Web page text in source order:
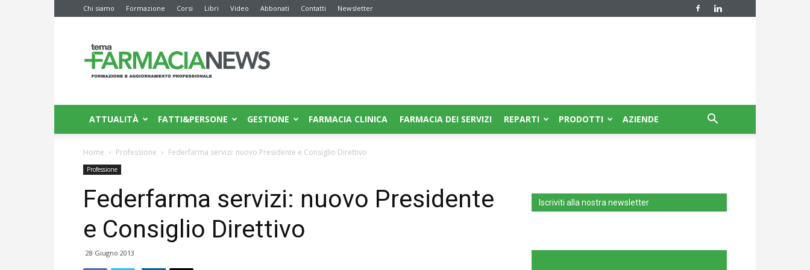
Chi siamo Formazione Corsi Libri Video Abbonati Contatti Newsletter
News
ATTUALITÀ FATTI&PERSONE GESTIONE FARMACIA CLINICA FARMACIA DEI SERVIZI REPARTI PRODOTTI AZIENDE
Home Professione Federfarma servizi: nuovo Presidente e Consiglio Direttivo
Professione
Federfarma servizi: nuovo Presidente
e Consiglio Direttivo
28 Giugno 2013
Iscriviti alla nostra newsletter